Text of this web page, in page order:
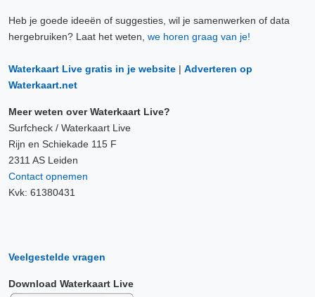
Heb je goede ideeën of suggesties, wil je samenwerken of data
hergebruiken? Laat het weten, we horen graag van je!
Waterkaart Live gratis in je website | Adverteren op
Waterkaart.net
Meer weten over Waterkaart Live?
Surfcheck / Waterkaart Live
Rijn en Schiekade 115 F
2311 AS Leiden
Contact opnemen
Kvk: 61380431
Veelgestelde vragen
Download Waterkaart Live